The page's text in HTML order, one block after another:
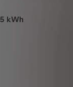
veikt uzlādi,
kWh